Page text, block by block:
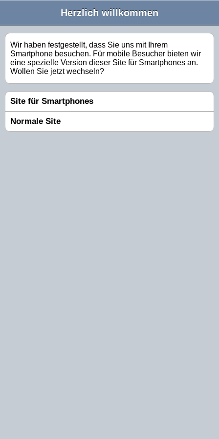
Herzlich willkommen
Wir haben festgestellt, dass Sie uns mit Ihrem
Smartphone besuchen. Für mobile Besucher bieten wir
eine spezielle Version dieser Site für Smartphones an.
Wollen Sie jetzt wechseln?
Site für Smartphones
Normale Site